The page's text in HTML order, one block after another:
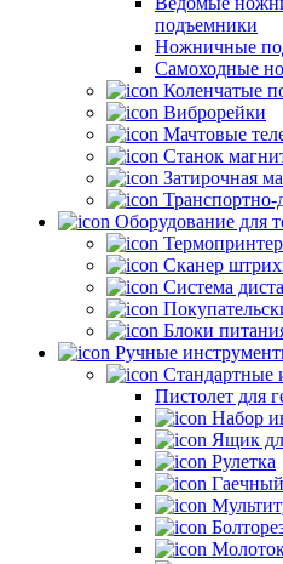
подъемники
Ножничные
Самоходные
Коленчатые
Виброрейки
Мачтовые
Станок
Затирочная
Транспортно-
Оборудование для
Сканер
Система
Блоки
Ручные
Стандартные
Пистолет для
Набор
Ящик
Рулетка